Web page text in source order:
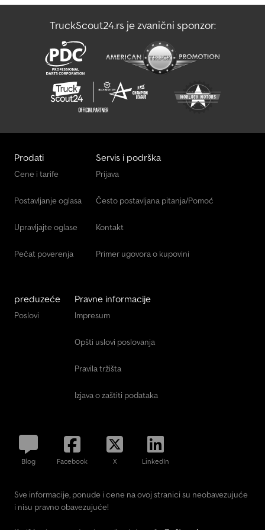
Bočna vrata - Imobilajzer = Dodatne informacije = Opšte
2015 Model kod: T5 Tehničke informacije Obrtni moment: 340 Nm
Broj cilindara: 4 Zapremina motora: 1.968 cc Ubrzanje (0–100): 13,5 s
Maksimalna brzina: 170 km/h Dimenzije Dužina/visina: L1H1 Težine
Prazna masa: 1.995 kg Nosivost: 805 kg Dozvoljena ukupna masa
vozila: 2.800 kg Unutrašnjost Unutrašnjost: crna Potrošnja
Prosečna potrošnja goriva: 8 l/100km Održavanje, istorijat i stanje
Tehnički pregled (APK): važi do 02.2027 Broj ključeva: 2 (2 daljinska
upravljača) Bezbednost proizvoda Proizvođač: Dani Autobedrijven
TruckScout24.rs je zvanični sponzor:
Prodati
Cene i tarife
Postavljanje oglasa
Upravljajte oglase
Pečat poverenja
Servis i podrška
Prijava
Često postavljana pitanja/Pomoć
Kontakt
Primer ugovora o kupovini
preduzeće
Poslovi
Pravne informacije
Impresum
Opšti uslovi poslovanja
Pravila tržišta
Izjava o zaštiti podataka
Blog Facebook X LinkedIn
Sve informacije, ponude i cene na ovoj stranici su neobavezujuće
i nisu pravno obavezujuće!